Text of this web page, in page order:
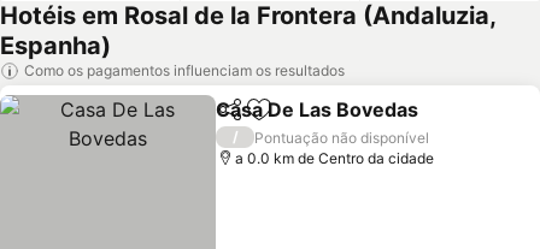
Hotéis em Rosal de la Frontera (Andaluzia,
Espanha)
Como os pagamentos influenciam os resultados
PartilharAdicionar aos favoritos
Casa De Las Bovedas
/
Pontuação não disponível
a 0.0 km de Centro da cidade